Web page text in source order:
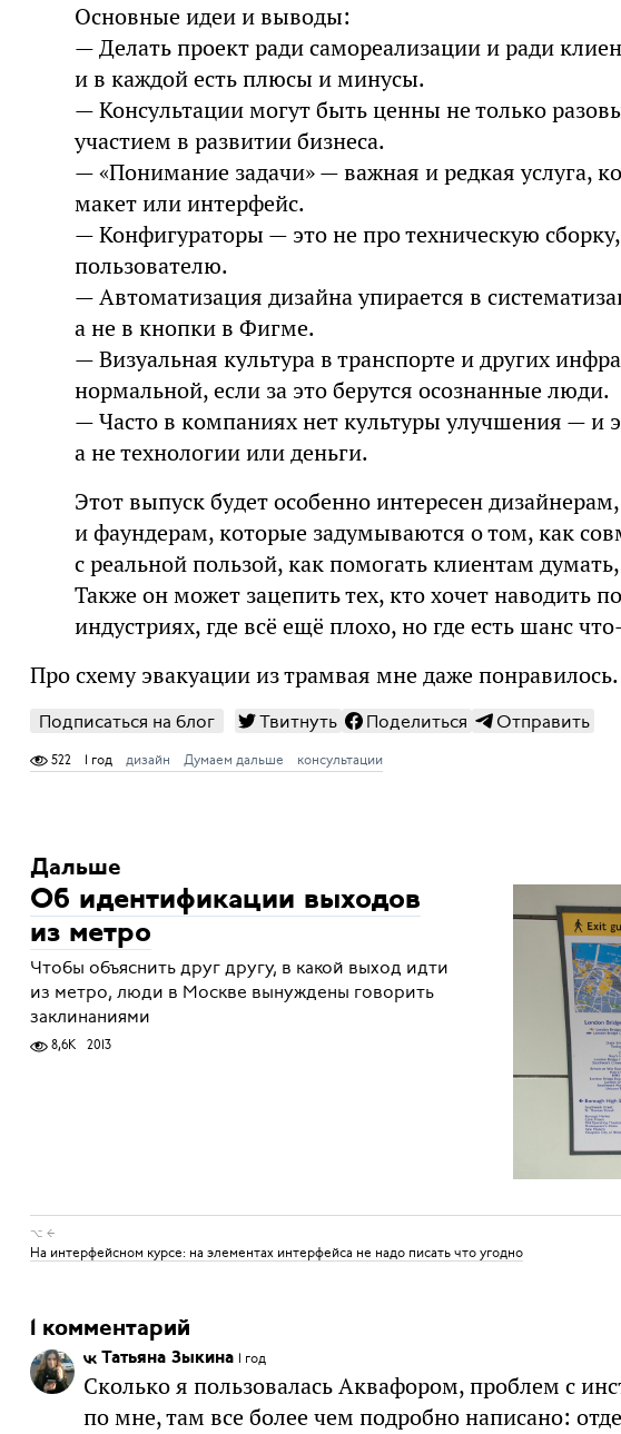
Основные идеи и выводы:
— Делать проект ради самореализации и ради
и в каждой есть плюсы и минусы.
— Консультации могут быть ценны не только
участием в развитии бизнеса.
— «Понимание задачи» — важная и редкая услуга,
макет или интерфейс.
— Конфигураторы — это не про техническую
пользователю.
— Автоматизация дизайна упирается в
а не в кнопки в Фигме.
— Визуальная культура в транспорте и других
нормальной, если за это берутся осознанные люди.
— Часто в компаниях нет культуры улучшения — и
а не технологии или деньги.
Этот выпуск будет особенно интересен
и фаундерам, которые задумываются о том, как
с реальной пользой, как помогать клиентам
Также он может зацепить тех, кто хочет наводить
индустриях, где всё ещё плохо, но где есть шанс
Про схему эвакуации из трамвая мне даже понравилось.
Подписаться на блог Твитнуть Поделиться Отправить
522 1 год дизайн Думаем дальше консультации
Дальше
Об идентификации выходов
из метро
Чтобы объяснить друг другу, в какой выход идти
из метро, люди в Москве вынуждены говорить
заклинаниями
8,6K 2013
⌥ ←
На интерфейсном курсе: на элементах интерфейса не надо писать что угодно
1 комментарий
Татьяна Зыкина 1 год
Сколько я пользовалась Аквафором, проблем с
по мне, там все более чем подробно написано: